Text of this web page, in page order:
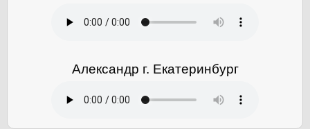
Александр г. Екатеринбург